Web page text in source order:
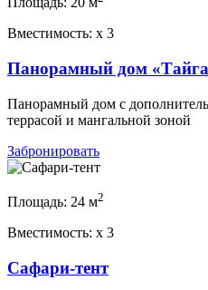
Вместимость: x 3
Панорамный дом
Панорамный дом с
террасой и мангальной зоной
Забронировать
Площадь: 24 м2
Вместимость: x 3
Сафари-тент